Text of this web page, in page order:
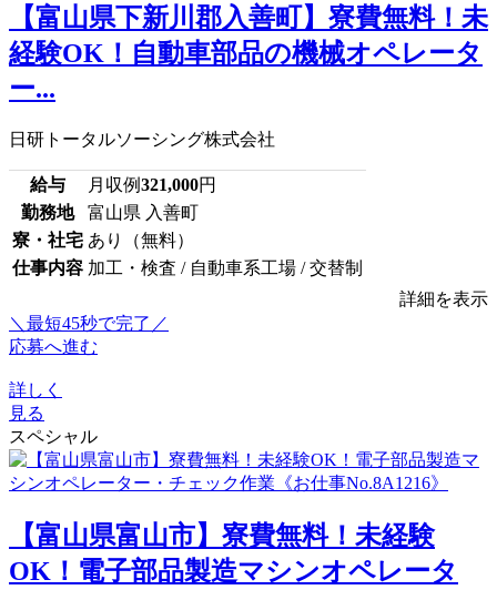
【富山県下新川郡入善町】寮費無料！未
経験OK！自動車部品の機械オペレータ
ー...
日研トータルソーシング株式会社
給与 月収例321,000円
勤務地
富山県 入善町
寮・社宅 あり（無料）
仕事内容 加工・検査 / 自動車系工場 / 交替制
詳細を表示
＼最短45秒で完了／
応募へ進む
詳しく
見る
スペシャル
【富山県富山市】寮費無料！未経験
OK！電子部品製造マシンオペレータ